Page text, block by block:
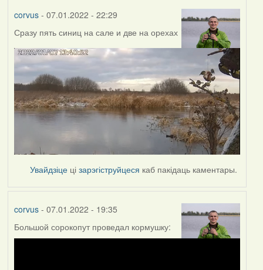
corvus- 07.01.2022 - 22:29
Сразу пять синиц на сале и две на орехах
Увайдзіце цізарэгіструйцеся каб пакідаць каментары.
corvus- 07.01.2022 - 19:35
Большой сорокопут проведал кормушку: